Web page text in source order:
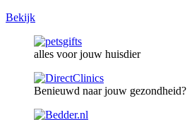
Bekijk
alles voor jouw huisdier
Benieuwd naar jouw gezondheid?